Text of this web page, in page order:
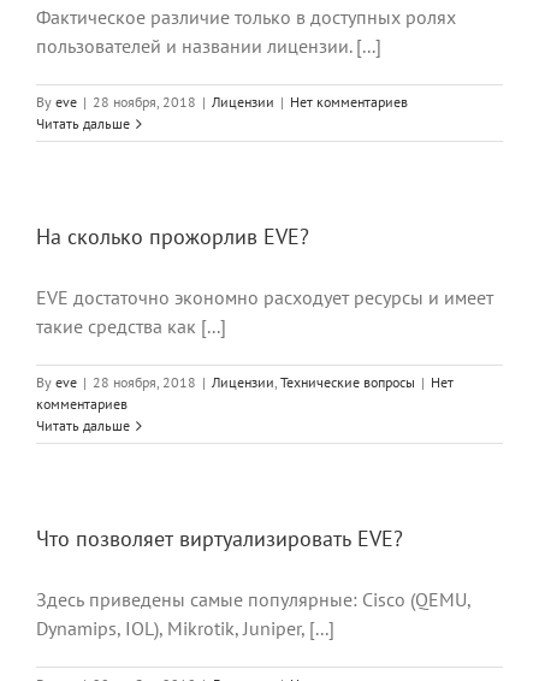
Фактическое различие только в доступных ролях
пользователей и названии лицензии. [...]
By eve | 28 ноября, 2018 | Лицензии | Нет комментариев
Читать дальше
На сколько прожорлив EVE?
EVE достаточно экономно расходует ресурсы и имеет
такие средства как [...]
By eve | 28 ноября, 2018 | Лицензии, Технические вопросы | Нет
комментариев
Читать дальше
Что позволяет виртуализировать EVE?
Здесь приведены самые популярные: Cisco (QEMU,
Dynamips, IOL), Mikrotik, Juniper, [...]